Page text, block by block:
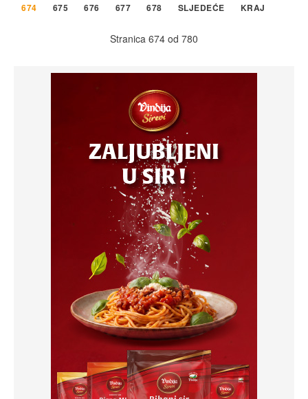
674
675 676 677 678 SLJEDEĆE KRAJ
Stranica 674 od 780